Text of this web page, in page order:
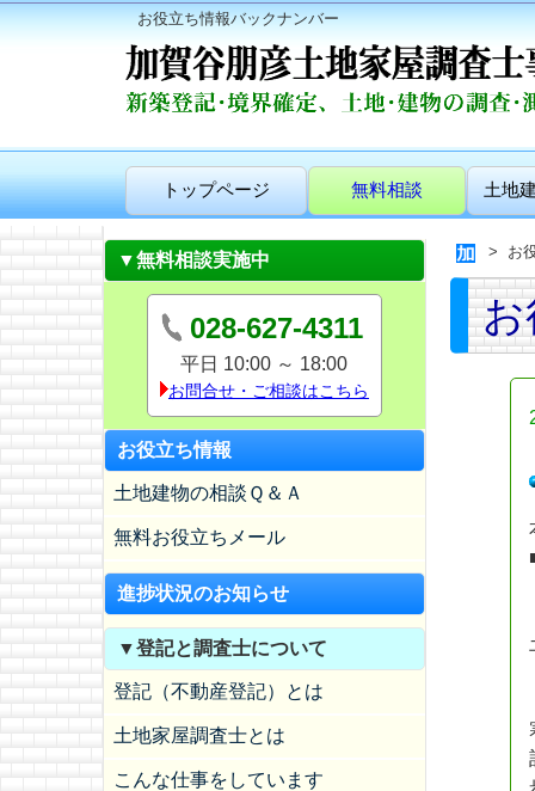
お役立ち情報バックナンバー
トップページ 無料相談 土地
▼無料相談実施中
028-627-4311
平日 10:00 ～ 18:00
お問合せ・ご相談はこちら
お役立ち情報
土地建物の相談Ｑ＆Ａ
無料お役立ちメール
進捗状況のお知らせ
▼登記と調査士について
登記（不動産登記）とは
土地家屋調査士とは
こんな仕事をしています
お
お